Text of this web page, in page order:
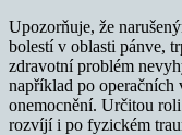
Upozorňuje, že
bolestí v oblasti pánve,
zdravotní problém
například po operačních
onemocnění. Určitou
rozvíjí i po fyzickém